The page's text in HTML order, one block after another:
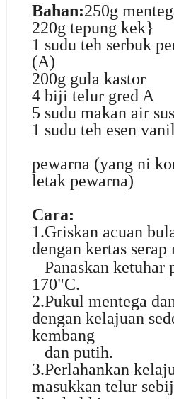
Bahan:250g
220g tepung kek}
1 sudu teh serbuk
(A)
200g gula kastor
4 biji telur gred A
5 sudu makan air
1 sudu teh esen
pewarna (yang ni
letak pewarna)
Cara:
1.Griskan acuan
dengan kertas
Panaskan ketuhar
170"C.
2.Pukul mentega
dengan kelajuan
kembang
dan putih.
3.Perlahankan
masukkan telur